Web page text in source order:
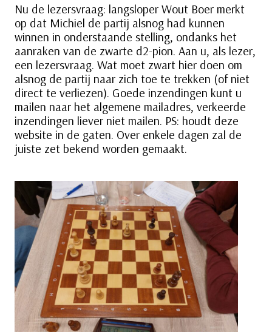
Nu de lezersvraag: langsloper Wout Boer merkt
op dat Michiel de partij alsnog had kunnen
winnen in onderstaande stelling, ondanks het
aanraken van de zwarte d2-pion. Aan u, als lezer,
een lezersvraag. Wat moet zwart hier doen om
alsnog de partij naar zich toe te trekken (of niet
direct te verliezen). Goede inzendingen kunt u
mailen naar het algemene mailadres, verkeerde
inzendingen liever niet mailen. PS: houdt deze
website in de gaten. Over enkele dagen zal de
juiste zet bekend worden gemaakt.